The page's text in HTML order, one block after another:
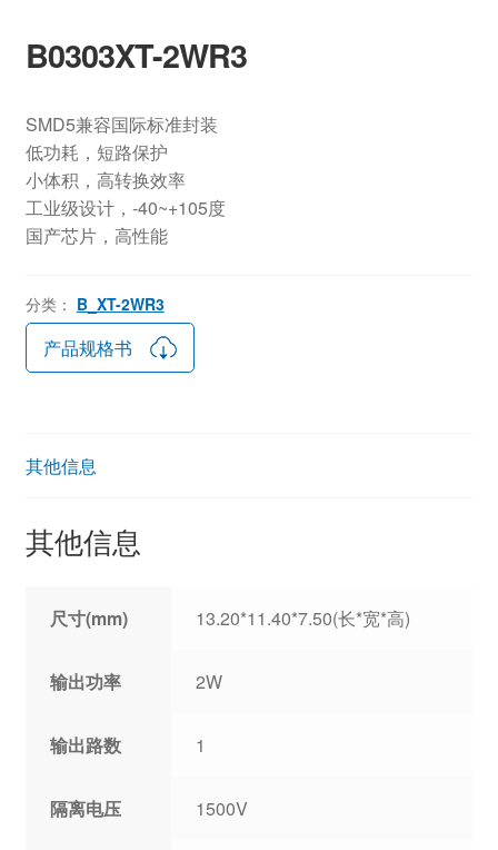
B0303XT-2WR3
SMD5兼容国际标准封装
低功耗，短路保护
小体积，高转换效率
工业级设计，-40~+105度
国产芯片，高性能
分类： B_XT-2WR3
产品规格书
其他信息
其他信息
尺寸(mm) 13.20*11.40*7.50(长*宽*高)
输出功率 2W
输出路数 1
隔离电压 1500V